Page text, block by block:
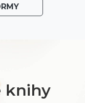
knihy